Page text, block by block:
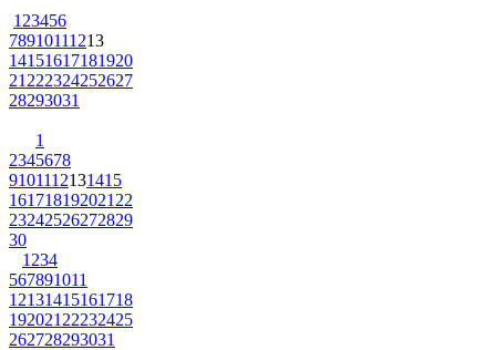
1 23456
78910111213
14151617181920
21 222324252627
28293031
1
2345678
9101112131415
161718192021 22
23242526272829
30
1 234
567891011
12131415161718
192021 22232425
262728293031